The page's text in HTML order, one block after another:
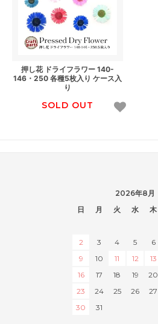
押し花 ドライフラワー 140-
146・250 各種5枚入り ケース入
り
SOLD OUT
2026年8月
日
月 火 水 木
2
3 4 5 6
9
10 11 12 13
16
17 18 19 20
23
24 25 26 27
30
31